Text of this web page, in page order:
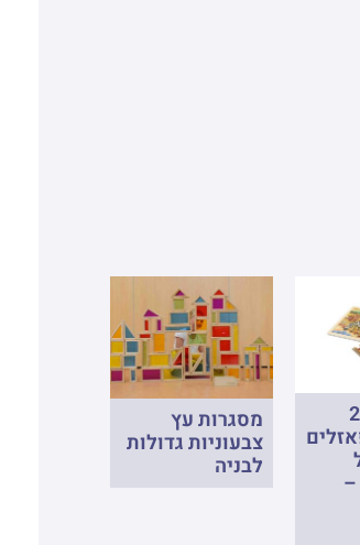
20
–
מסגרות עץ
צבעוניות גדולות
לבניה